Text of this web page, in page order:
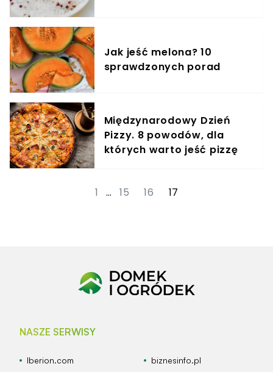
Jak jeść melona? 10
sprawdzonych porad
Międzynarodowy Dzień
Pizzy. 8 powodów, dla
których warto jeść pizzę
1 … 15 16 17
NASZE SERWISY
Iberion.com
biznesinfo.pl